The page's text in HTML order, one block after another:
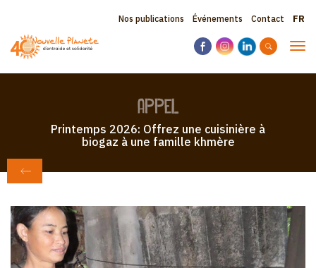
contenu
principal
Topbar
Nos publications Événements Contact
appel
Printemps 2026: Offrez une cuisinière à
biogaz à une famille khmère